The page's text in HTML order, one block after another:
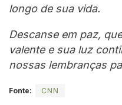
longo de sua vida.
Descanse em paz,
valente e sua luz
nossas lembranças
Fonte: CNN